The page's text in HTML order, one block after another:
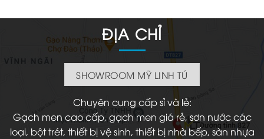
ĐỊA CHỈ
SHOWROOM MỸ LINH TÚ
Chuyên cung cấp sỉ và lẻ:
Gạch men cao cấp, gạch men giá rẻ, sơn nước các
loại, bột trét, thiết bị vệ sinh, thiết bị nhà bếp, sàn nhựa